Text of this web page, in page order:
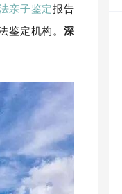
亲子鉴定报告
定机构。 深